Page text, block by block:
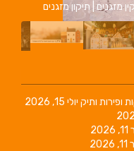
מזגנים | תיקון מזגנים
ופירות ותיק יולי 15, 2026